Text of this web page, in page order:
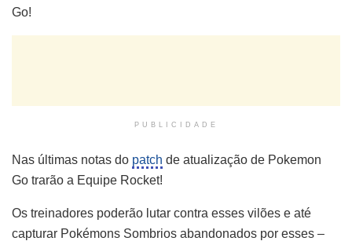
Go!
PUBLICIDADE
Nas últimas notas do patch de atualização de Pokemon
Go trarão a Equipe Rocket!
Os treinadores poderão lutar contra esses vilões e até
capturar Pokémons Sombrios abandonados por esses –